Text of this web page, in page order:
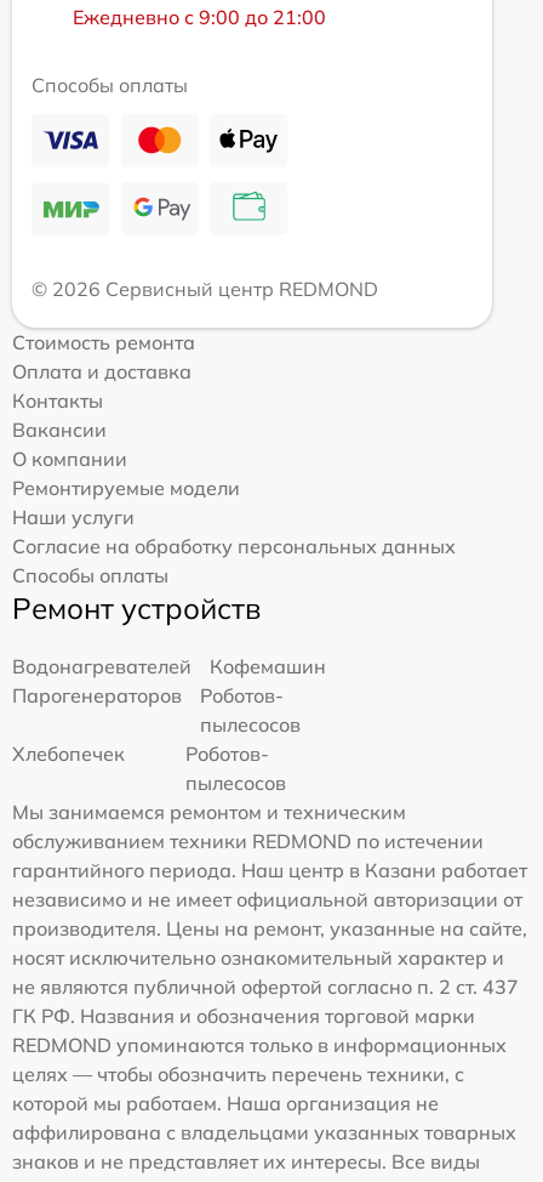
Ежедневно с 9:00 до 21:00
Способы оплаты
© 2026 Сервисный центр REDMOND
Стоимость ремонта
Оплата и доставка
Контакты
Вакансии
О компании
Ремонтируемые модели
Наши услуги
Согласие на обработку персональных данных
Способы оплаты
Ремонт устройств
Водонагревателей
Кофемашин
Парогенераторов
Роботов-
пылесосов
Хлебопечек
Роботов-
пылесосов
Мы занимаемся ремонтом и техническим
обслуживанием техники REDMOND по истечении
гарантийного периода. Наш центр в Казани работает
независимо и не имеет официальной авторизации от
производителя. Цены на ремонт, указанные на сайте,
носят исключительно ознакомительный характер и
не являются публичной офертой согласно п. 2 ст. 437
ГК РФ. Названия и обозначения торговой марки
REDMOND упоминаются только в информационных
целях — чтобы обозначить перечень техники, с
которой мы работаем. Наша организация не
аффилирована с владельцами указанных товарных
знаков и не представляет их интересы. Все виды